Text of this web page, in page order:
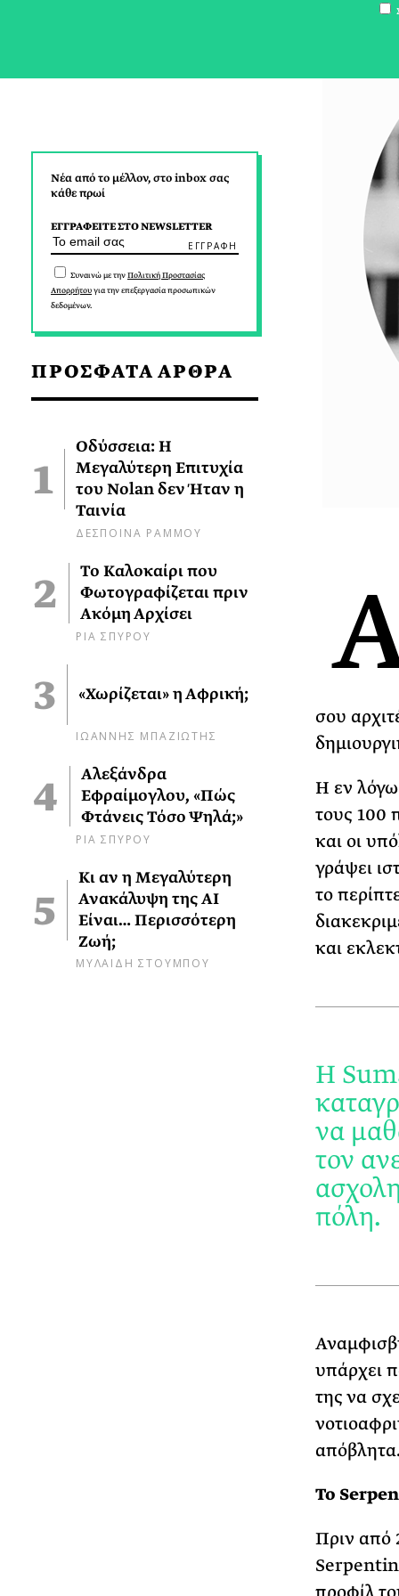
Νέα από το μέλλον, στο inbox σας
κάθε πρωί
ΕΓΓΡΑΦΕΙΤΕ ΣΤΟ NEWSLETTER
Συναινώ με τηνΠολιτική Προστασίας
Απορρήτουγια την επεξεργασία προσωπικών
δεδομένων.
ΠΡΟΣΦΑΤΑ ΑΡΘΡΑ
Οδύσσεια: Η
Μεγαλύτερη Επιτυχία
του Nolan δεν Ήταν η
Ταινία
ΔΕΣΠΟΙΝΑ ΡΑΜΜΟΥ
Το Καλοκαίρι που
Φωτογραφίζεται πριν
Ακόμη Αρχίσει
ΡΙΑ ΣΠΥΡΟΥ
«Χωρίζεται» η Αφρική;
ΙΩΑΝΝΗΣ ΜΠΑΖΙΩΤΗΣ
Αλεξάνδρα
Εφραίμογλου, «Πώς
Φτάνεις Τόσο Ψηλά;»
ΡΙΑ ΣΠΥΡΟΥ
Κι αν η Μεγαλύτερη
Ανακάλυψη της AI
Είναι… Περισσότερη
Ζωή;
ΜΥΛΑΙΔΗ ΣΤΟΥΜΠΟΥ
σου
Η εν
τους 100
και οι
γράψει
το
και
Η
να
τον
πόλη.
υπάρχει
της να
Το
Πριν από